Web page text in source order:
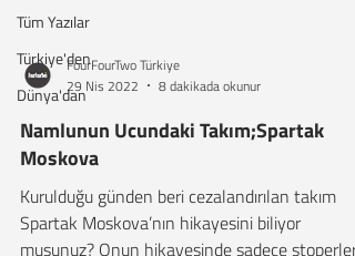
Tüm Yazılar
Türkiye'den
Dünya'dan
FourFourTwo Türkiye
29 Nis 2022
8 dakikada okunur
Namlunun Ucundaki Takım;Spartak
Moskova
Kurulduğu günden beri cezalandırılan takım
Spartak Moskova’nın hikayesini biliyor
musunuz? Onun hikayesinde sadece stoperler,